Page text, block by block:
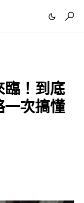
臨！到底
一次搞懂